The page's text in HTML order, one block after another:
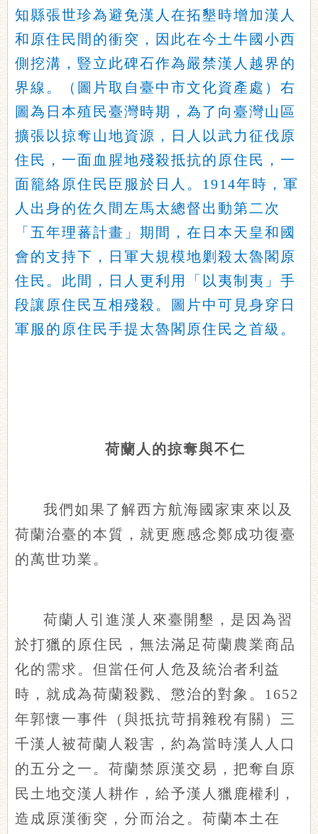
知縣張世珍為避免漢人在拓墾時增加漢人
和原住民間的衝突，因此在今土牛國小西
側挖溝，豎立此碑石作為嚴禁漢人越界的
界線。（圖片取自臺中市文化資產處）右
圖為日本殖民臺灣時期，為了向臺灣山區
擴張以掠奪山地資源，日人以武力征伐原
住民，一面血腥地殘殺抵抗的原住民，一
面籠絡原住民臣服於日人。1914年時，軍
人出身的佐久間左馬太總督出動第二次
「五年理蕃計畫」期間，在日本天皇和國
會的支持下，日軍大規模地剿殺太魯閣原
住民。此間，日人更利用「以夷制夷」手
段讓原住民互相殘殺。圖片中可見身穿日
軍服的原住民手提太魯閣原住民之首級。
荷蘭人的掠奪與不仁
我們如果了解西方航海國家東來以及
荷蘭治臺的本質，就更應感念鄭成功復臺
的萬世功業。
荷蘭人引進漢人來臺開墾，是因為習
於打獵的原住民，無法滿足荷蘭農業商品
化的需求。但當任何人危及統治者利益
時，就成為荷蘭殺戮、懲治的對象。1652
年郭懷一事件（與抵抗苛捐雜稅有關）三
千漢人被荷蘭人殺害，約為當時漢人人口
的五分之一。荷蘭禁原漢交易，把奪自原
民土地交漢人耕作，給予漢人獵鹿權利，
造成原漢衝突，分而治之。荷蘭本土在